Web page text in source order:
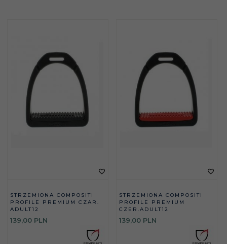
STRZEMIONA COMPOSITI
PROFILE PREMIUM CZAR.
ADULT12
139,00 PLN
STRZEMIONA COMPOSITI
PROFILE PREMIUM
CZER.ADULT12
139,00 PLN